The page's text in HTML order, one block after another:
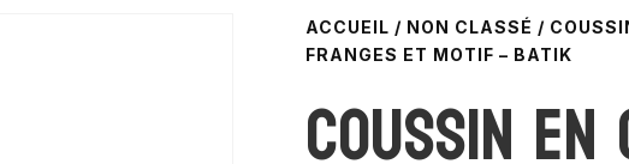
ACCUEIL / NON CLASSÉ /
FRANGES ET MOTIF – BATIK
Coussin